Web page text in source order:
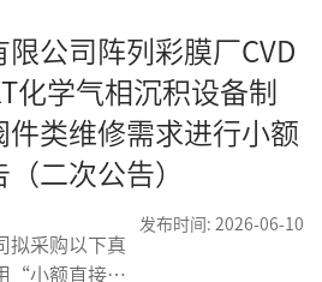
公司阵列彩膜厂CVD
化学气相沉积设备制
类维修需求进行小额
二次公告）
发布时间: 2026-06-10
拟采购以下真
“小额直接谈